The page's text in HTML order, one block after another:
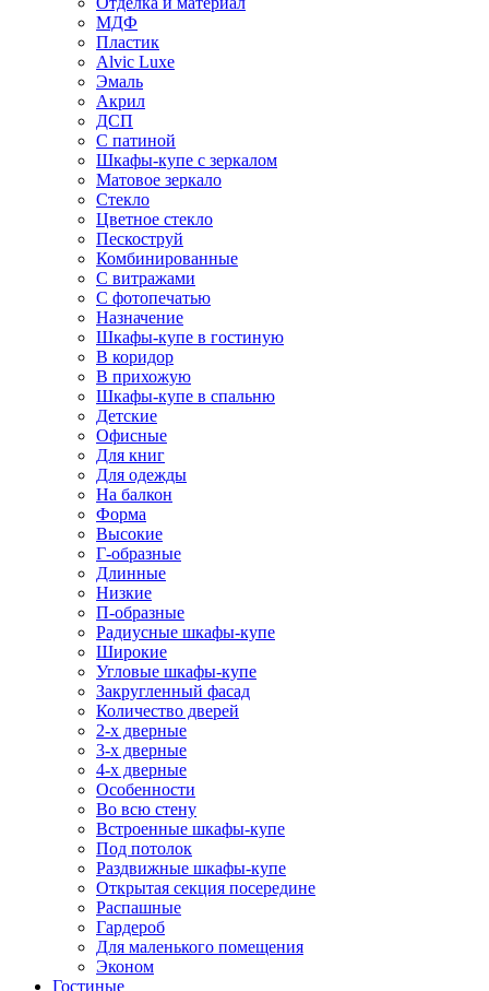
МДФ
Пластик
Alvic Luxe
Эмаль
Акрил
ДСП
С патиной
Шкафы-купе с зеркалом
Матовое зеркало
Стекло
Цветное стекло
Пескоструй
Комбинированные
С витражами
С фотопечатью
Назначение
Шкафы-купе в гостиную
В коридор
В прихожую
Шкафы-купе в спальню
Детские
Офисные
Для книг
Для одежды
На балкон
Форма
Высокие
Г-образные
Длинные
Низкие
П-образные
Радиусные шкафы-купе
Широкие
Угловые шкафы-купе
Закругленный фасад
Количество дверей
2-х дверные
3-х дверные
4-х дверные
Особенности
Во всю стену
Встроенные шкафы-купе
Под потолок
Раздвижные шкафы-купе
Открытая секция посередине
Распашные
Гардероб
Для маленького помещения
Эконом
Гостиные